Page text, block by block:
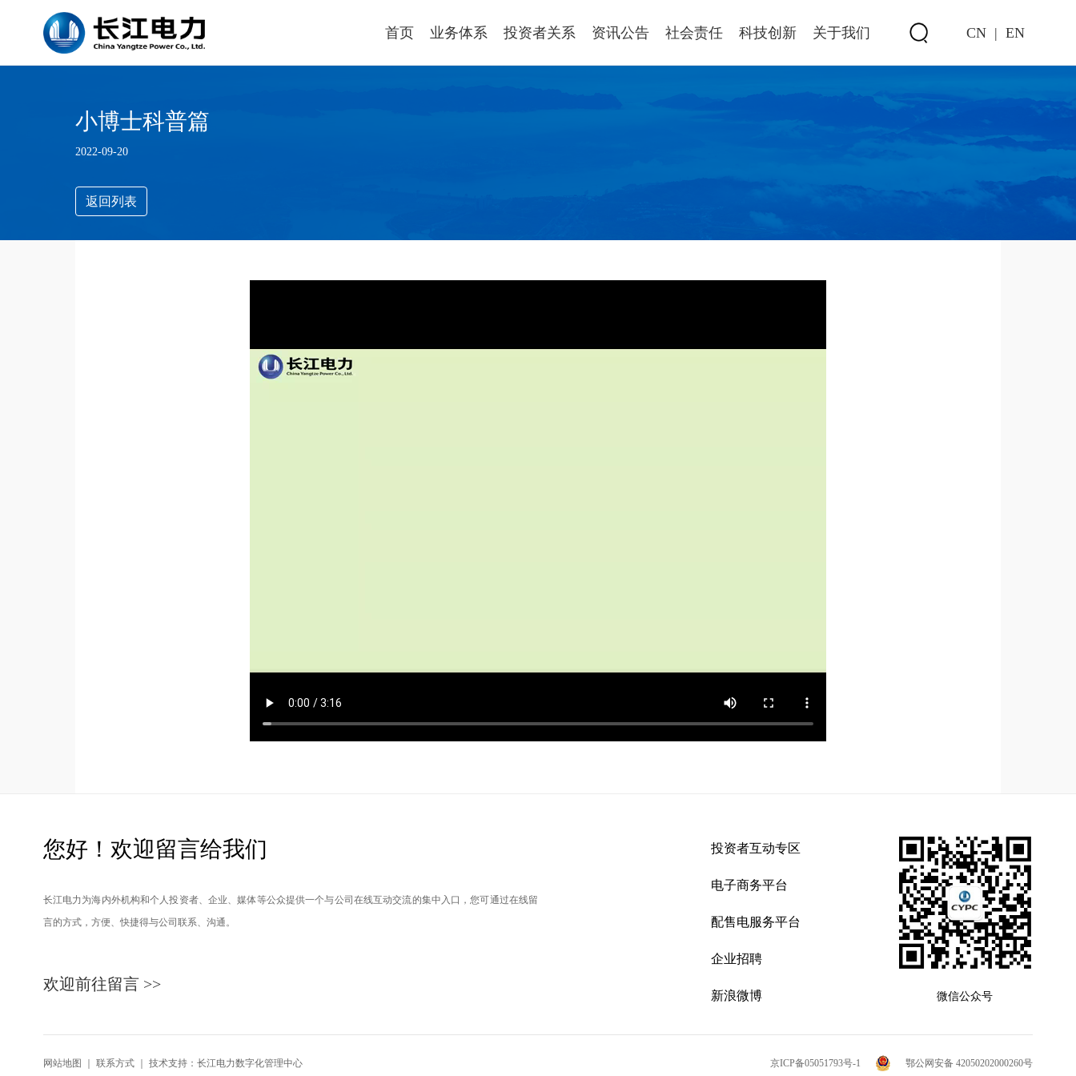
首页 业务体系 投资者关系 资讯公告 社会责任 科技创新 关于我们 CN | EN
小博士科普篇
2022-09-20
返回列表
您好！欢迎留言给我们
长江电力为海内外机构和个人投资者、企业、媒体等公众提供一个与公司在线互动交流的集中入口，您可通过在线留
言的方式，方便、快捷得与公司联系、沟通。
欢迎前往留言 >>
投资者互动专区
电子商务平台
配售电服务平台
企业招聘
新浪微博 微信公众号
网站地图 联系方式｜ 技术支持：长江电力数字化管理中心 京ICP备05051793号-1 鄂公网安备 42050202000260号